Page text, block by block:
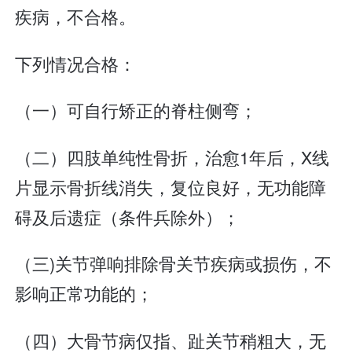
疾病，不合格。
下列情况合格：
（一）可自行矫正的脊柱侧弯；
（二）四肢单纯性骨折，治愈1年后，X线
片显示骨折线消失，复位良好，无功能障
碍及后遗症（条件兵除外）；
（三)关节弹响排除骨关节疾病或损伤，不
影响正常功能的；
（四）大骨节病仅指、趾关节稍粗大，无